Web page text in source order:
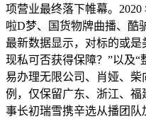
项营业最终落下帷幕。
啦D梦、国货物牌曲播、酷
最新数据显示，对标的或是
现私可否获得保障？”以及
易办理无限公司、肖娅、
例，仅保留广东、浙江、
事长初瑞雪携辛选从播团